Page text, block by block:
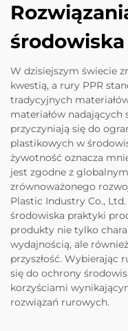
W dzisiejszym świecie
kwestią, a rury PPR
tradycyjnych
materiałów
przyczyniają się do
plastikowych w
żywotność oznacza
jest zgodne z
zrównoważonego
Plastic Industry Co.,
środowiska praktyki
produkty nie tylko
wydajnością, ale
przyszłość. Wybierając
się do ochrony
korzyściami
rozwiązań rurowych.